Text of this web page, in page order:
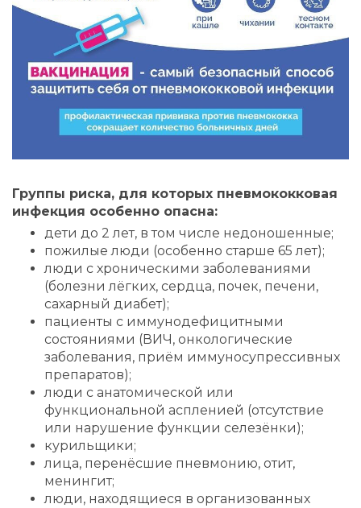
Группы риска, для которых пневмококковая
инфекция особенно опасна:
дети до 2 лет, в том числе недоношенные;
пожилые люди (особенно старше 65 лет);
люди с хроническими заболеваниями
(болезни лёгких, сердца, почек, печени,
сахарный диабет);
пациенты с иммунодефицитными
состояниями (ВИЧ, онкологические
заболевания, приём иммуносупрессивных
препаратов);
люди с анатомической или
функциональной аспленией (отсутствие
или нарушение функции селезёнки);
курильщики;
лица, перенёсшие пневмонию, отит,
менингит;
люди, находящиеся в организованных